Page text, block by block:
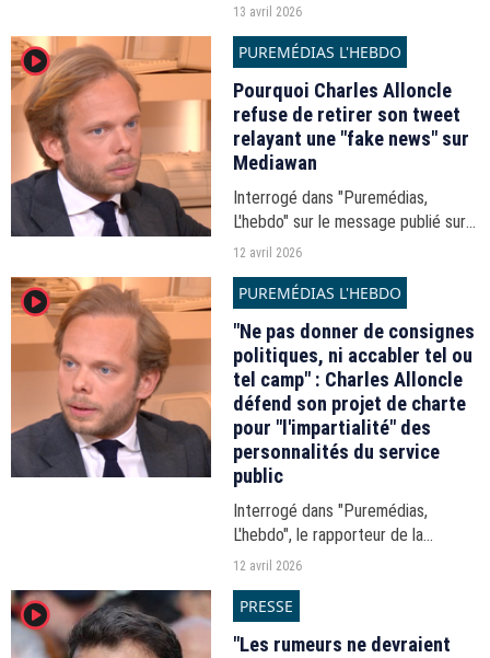
sa compagne en Une de "Paris
Bertrand Chameroy s’est amusé ce
13 avril sur France Inter...
13 avril 2026
player2 PUREMÉDIAS L'HEBDO
Pourquoi Charles Alloncle
refuse de retirer son tweet
relayant une "fake news" sur
Mediawan
Interrogé dans "Puremédias,
L'hebdo" sur le message publié sur
les réseaux sociaux relayant une
Mediawan, le député assure n'avoir
fait que reprendre...
12 avril 2026
player2 PUREMÉDIAS L'HEBDO
"Ne pas donner de consignes
politiques, ni accabler tel ou
tel camp" : Charles Alloncle
défend son projet de charte
pour "l'impartialité" des
personnalités du service
public
Interrogé dans "Puremédias,
L'hebdo", le rapporteur de la
Commission d'enquête de
l'audiovisuel public estime que les
figures du service public ne
12 avril 2026
player2 PRESSE
"Les rumeurs ne devraient